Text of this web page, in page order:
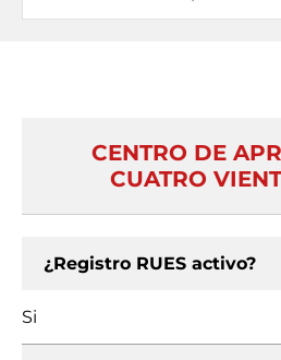
CENTRO DE
CUATRO
¿Registro RUES activo?
Si